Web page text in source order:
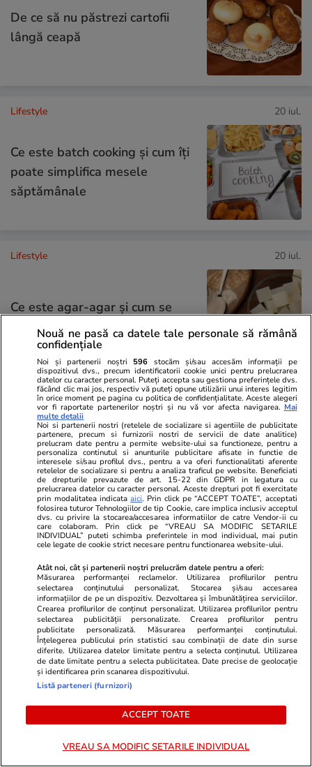
De ce să nu păstrezi cartofii
lângă ceapă
Lifestyle 20 iul.
Ce este batch cooking și cum îți
poate simplifica mesele
săptămânale
Lifestyle 20 iul.
Ce este agar-agar și cum se
utilizează
Știri România 17:15
7 stații de încărcare ultra-
rapide pentru mașini electrice
au fost instalate la Aeroportul
Henri Coandă, în parcarea
terminalului Plecări
Știri România 16:42
Curtea de Apel București a
suspendat procedura noii legi a
salarizării, pusă în transparență
de Ministerul Muncii. Dragoș
Pîslaru: „Nu produce vreun
efect”
Știri România 16:22
Nouă ne pasă ca datele tale personale să rămână
confidențiale
Noi și partenerii noștri 596 stocăm și/sau accesăm informații pe
dispozitivul dvs., precum identificatorii cookie unici pentru prelucrarea
datelor cu caracter personal. Puteți accepta sau gestiona preferințele dvs.
făcând clic mai jos, respectiv vă puteți opune utilizării unui interes legitim
în orice moment pe pagina cu politica de confidențialitate. Aceste alegeri
vor fi raportate partenerilor noștri și nu vă vor afecta navigarea. Mai
multe detalii
Noi si partenerii nostri (retelele de socializare si agentiile de publicitate
partenere, precum si furnizorii nostri de servicii de date analitice)
prelucram date pentru a permite website-ului sa functioneze, pentru a
personaliza continutul si anunturile publicitare afisate in functie de
interesele si/sau profilul dvs., pentru a va oferi functionalitati aferente
retelelor de socializare si pentru a analiza traficul pe website. Beneficiati
de drepturile prevazute de art. 15-22 din GDPR in legatura cu
prelucrarea datelor cu caracter personal. Aceste drepturi pot fi exercitate
prin modalitatea indicataaici. Prin click pe “ACCEPT TOATE”, acceptati
folosirea tuturor Tehnologiilor de tip Cookie, care implica inclusiv acceptul
dvs. cu privire la stocarea/accesarea informatiilor de catre Vendor-ii cu
care colaboram. Prin click pe “VREAU SA MODIFIC SETARILE
INDIVIDUAL” puteti schimba preferintele in mod individual, mai putin
cele legate de cookie strict necesare pentru functionarea website-ului.
Atât noi, cât și partenerii noștri prelucrăm datele pentru a oferi:
Măsurarea performanței reclamelor. Utilizarea profilurilor pentru
selectarea conținutului personalizat. Stocarea și/sau accesarea
informațiilor de pe un dispozitiv. Dezvoltarea și îmbunătățirea serviciilor.
Crearea profilurilor de conținut personalizat. Utilizarea profilurilor pentru
selectarea publicității personalizate. Crearea profilurilor pentru
publicitate personalizată. Măsurarea performanței conținutului.
Înțelegerea publicului prin statistici sau combinații de date din surse
diferite. Utilizarea datelor limitate pentru a selecta conținutul. Utilizarea
de date limitate pentru a selecta publicitatea. Date precise de geolocație
și identificarea prin scanarea dispozitivului.
Listă parteneri (furnizori)
ACCEPT TOATE
VREAU SA MODIFIC SETARILE INDIVIDUAL